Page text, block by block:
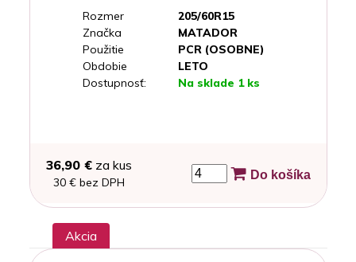
Rozmer
205/60R15
Značka
MATADOR
Použitie
PCR (OSOBNE)
Obdobie
LETO
Dostupnosť:
Na sklade 1 ks
36,90 €za kus
30 € bez DPH
Do košíka
Akcia